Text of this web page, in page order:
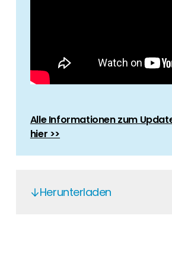
Alle Informationen zum
hier >>
Herunterladen